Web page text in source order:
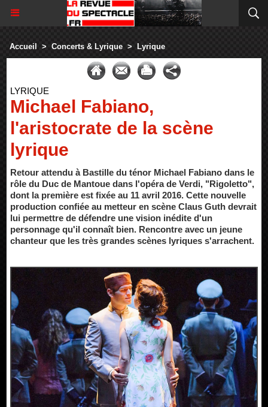
Accueil > Concerts & Lyrique > Lyrique
LYRIQUE
Michael Fabiano,
l'aristocrate de la scène
lyrique
Retour attendu à Bastille du ténor Michael Fabiano dans le
rôle du Duc de Mantoue dans l'opéra de Verdi, "Rigoletto",
dont la première est fixée au 11 avril 2016. Cette nouvelle
production confiée au metteur en scène Claus Guth devrait
lui permettre de défendre une vision inédite d'un
personnage qu'il connaît bien. Rencontre avec un jeune
chanteur que les très grandes scènes lyriques s'arrachent.